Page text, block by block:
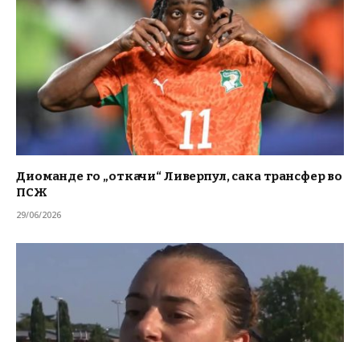
Диоманде го „откачи“ Ливерпул, сака трансфер во
ПСЖ
29/06/2026